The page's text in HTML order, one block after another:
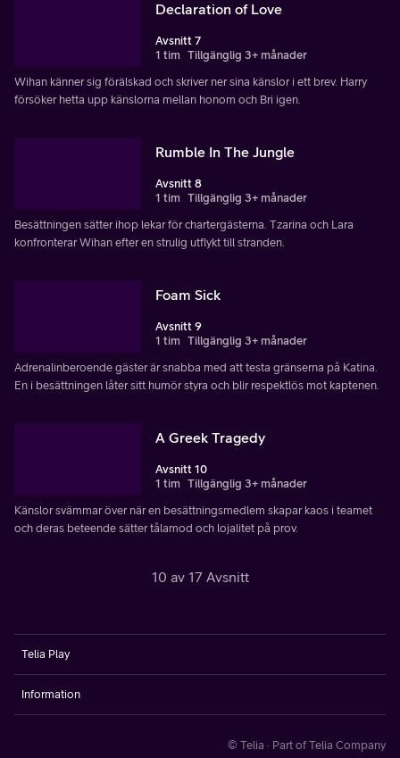
Declaration of Love
Avsnitt 7
1 tim Tillgänglig 3+ månader
Wihan känner sig förälskad och skriver ner sina känslor i ett brev. Harry
försöker hetta upp känslorna mellan honom och Bri igen.
Rumble In The Jungle
Avsnitt 8
1 tim Tillgänglig 3+ månader
Besättningen sätter ihop lekar för chartergästerna. Tzarina och Lara
konfronterar Wihan efter en strulig utflykt till stranden.
Foam Sick
Avsnitt 9
1 tim Tillgänglig 3+ månader
Adrenalinberoende gäster är snabba med att testa gränserna på Katina.
En i besättningen låter sitt humör styra och blir respektlös mot kaptenen.
A Greek Tragedy
Avsnitt 10
1 tim Tillgänglig 3+ månader
Känslor svämmar över när en besättningsmedlem skapar kaos i teamet
och deras beteende sätter tålamod och lojalitet på prov.
10 av 17 Avsnitt
Telia Play
Information
© Telia · Part of Telia Company